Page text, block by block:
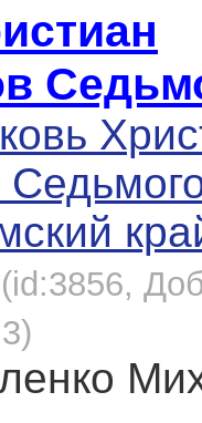
(id:3856,